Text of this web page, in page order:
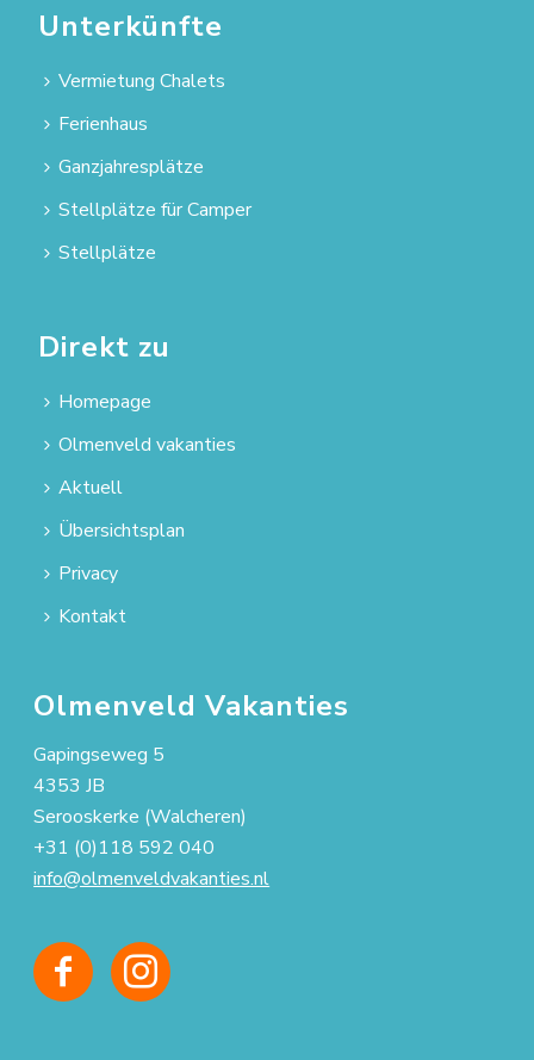
Unterkünfte
Vermietung Chalets
Ferienhaus
Ganzjahresplätze
Stellplätze für Camper
Stellplätze
Direkt zu
Homepage
Olmenveld vakanties
Aktuell
Übersichtsplan
Privacy
Kontakt
Olmenveld Vakanties
Gapingseweg 5
4353 JB
Serooskerke (Walcheren)
+31 (0)118 592 040
info@olmenveldvakanties.nl